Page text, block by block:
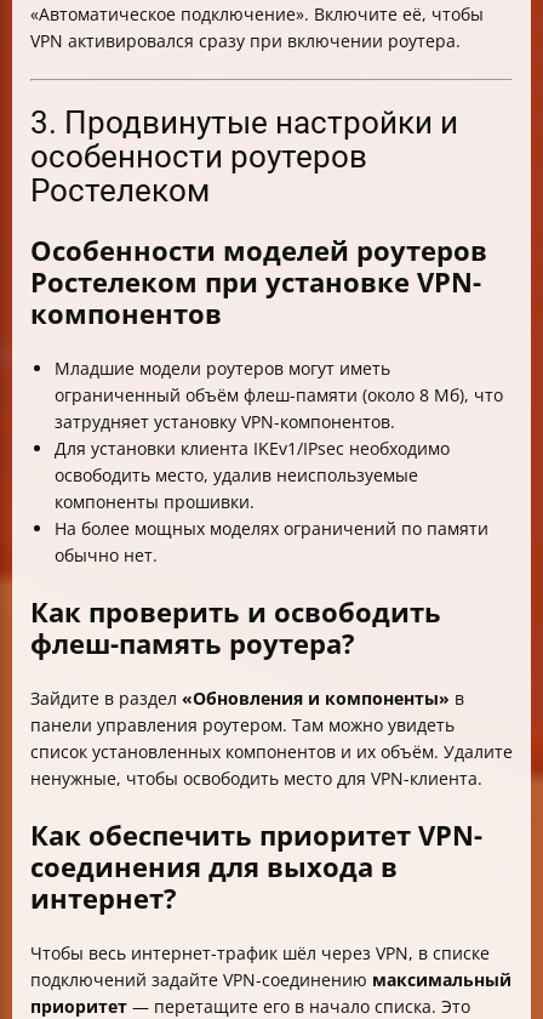
«Автоматическое подключение». Включите её, чтобы
VPN активировался сразу при включении роутера.
3. Продвинутые настройки и
особенности роутеров
Ростелеком
Особенности моделей роутеров
Ростелеком при установке VPN-
компонентов
Младшие модели роутеров могут иметь
ограниченный объём флеш-памяти (около 8 Мб), что
затрудняет установку VPN-компонентов.
Для установки клиента IKEv1/IPsec необходимо
освободить место, удалив неиспользуемые
компоненты прошивки.
На более мощных моделях ограничений по памяти
обычно нет.
Как проверить и освободить
флеш-память роутера?
Зайдите в раздел «Обновления и компоненты» в
панели управления роутером. Там можно увидеть
список установленных компонентов и их объём. Удалите
ненужные, чтобы освободить место для VPN-клиента.
Как обеспечить приоритет VPN-
соединения для выхода в
интернет?
Чтобы весь интернет-трафик шёл через VPN, в списке
подключений задайте VPN-соединению максимальный
приоритет — перетащите его в начало списка. Это